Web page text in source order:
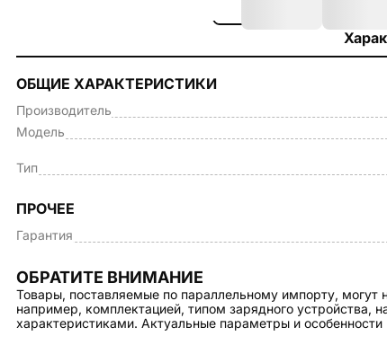
ОБЩИЕ ХАРАКТЕРИСТИКИ
Производитель
Модель
Тип
ПРОЧЕЕ
Гарантия
ОБРАТИТЕ ВНИМАНИЕ
Товары, поставляемые по параллельному импорту, могут
например, комплектацией, типом зарядного устройства,
характеристиками. Актуальные параметры и